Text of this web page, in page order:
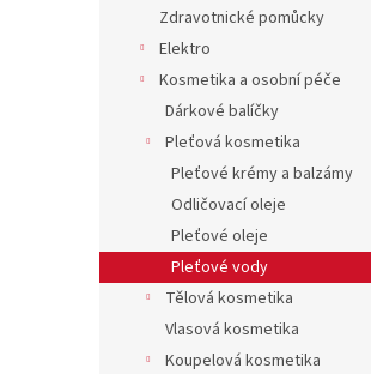
Zdravotnické pomůcky
Elektro
Kosmetika a osobní péče
Dárkové balíčky
Pleťová kosmetika
Pleťové krémy a balzámy
Odličovací oleje
Pleťové oleje
Pleťové vody
Tělová kosmetika
Vlasová kosmetika
Koupelová kosmetika